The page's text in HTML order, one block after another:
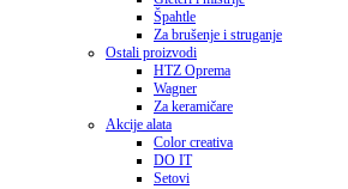
Špahtle
Za brušenje i struganje
Ostali proizvodi
HTZ Oprema
Wagner
Za keramičare
Akcije alata
Color creativa
DO IT
Setovi